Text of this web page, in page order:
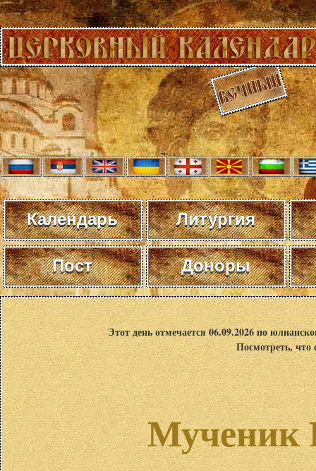
Календарь Литургия
Пост Доноры
Этот день отмечается 06.09.2026 по
Посмотреть,
Мученик